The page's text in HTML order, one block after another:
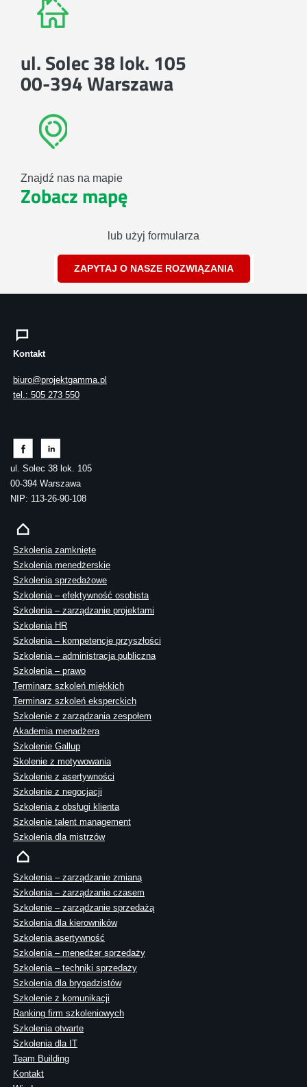
ul. Solec 38 lok. 105
00-394 Warszawa
Znajdź nas na mapie
Zobacz mapę
lub użyj formularza
ZAPYTAJ O NASZE ROZWIĄZANIA
Kontakt
biuro@projektgamma.pl
tel.: 505 273 550
ul. Solec 38 lok. 105
00-394 Warszawa
NIP: 113-26-90-108
Szkolenia zamknięte
Szkolenia menedżerskie
Szkolenia sprzedażowe
Szkolenia – efektywność osobista
Szkolenia – zarządzanie projektami
Szkolenia HR
Szkolenia – kompetencje przyszłości
Szkolenia – administracja publiczna
Szkolenia – prawo
Terminarz szkoleń miękkich
Terminarz szkoleń eksperckich
Szkolenie z zarządzania zespołem
Akademia menadżera
Szkolenie Gallup
Skolenie z motywowania
Szkolenie z asertywności
Szkolenie z negocjacji
Szkolenia z obsługi klienta
Szkolenie talent management
Szkolenia dla mistrzów
Szkolenia – zarządzanie zmianą
Szkolenia – zarządzanie czasem
Szkolenie – zarządzanie sprzedażą
Szkolenia dla kierowników
Szkolenia asertywność
Szkolenia – menedżer sprzedaży
Szkolenia – techniki sprzedaży
Szkolenia dla brygadzistów
Szkolenie z komunikacji
Ranking firm szkoleniowych
Szkolenia otwarte
Szkolenia dla IT
Team Building
Kontakt